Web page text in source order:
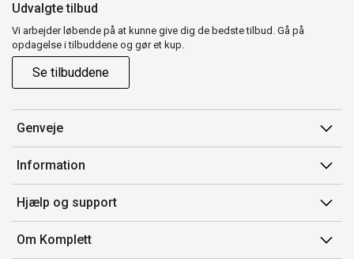
Udvalgte tilbud
Vi arbejder løbende på at kunne give dig de bedste tilbud. Gå på
opdagelse i tilbuddene og gør et kup.
Se tilbuddene
Genveje
Min side
Ordrehistorik
Gavekort
Information
Salgsbetingelser
Mærker/producent
Fortrydelsesret
Hjælp og support
Kontakt os
Om Komplett